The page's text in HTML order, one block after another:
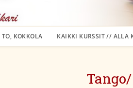
TO, KOKKOLA KAIKKI KURSSIT // ALLA